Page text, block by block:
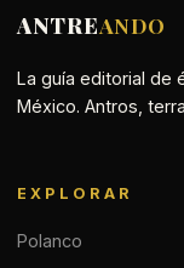
ANTREANDO
La guía editorial de
México. Antros,
EXPLORAR
Polanco